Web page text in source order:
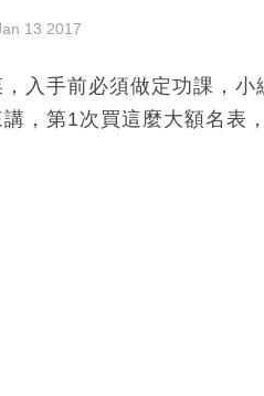
13 2017
入手前必須做定功課，
，第1次買這麼大額名表